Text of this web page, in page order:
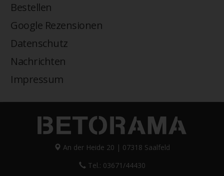
Bestellen
Google Rezensionen
Datenschutz
Nachrichten
Impressum
An der Heide 20 | 07318 Saalfeld
Tel.: 03671/44430